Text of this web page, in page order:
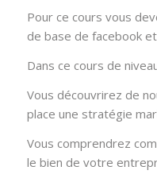
Pour ce cours vous
de base de facebook
Dans ce cours de
Vous découvrirez de
place une stratégie
Vous comprendrez
le bien de votre